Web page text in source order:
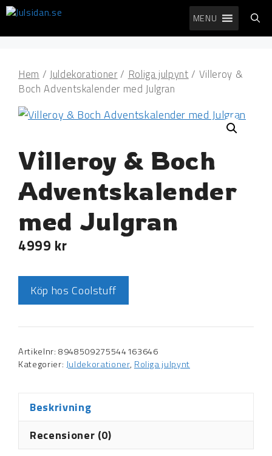
Hoppa
innehåll
MENU
Hem / Juldekorationer / Roliga julpynt / Villeroy &
Boch Adventskalender med Julgran
Villeroy & Boch
Adventskalender
med Julgran
4999 kr
Köp hos Coolstuff
Artikelnr:8948509275544163646
Kategorier: Juldekorationer, Roliga julpynt
Beskrivning
Recensioner (0)